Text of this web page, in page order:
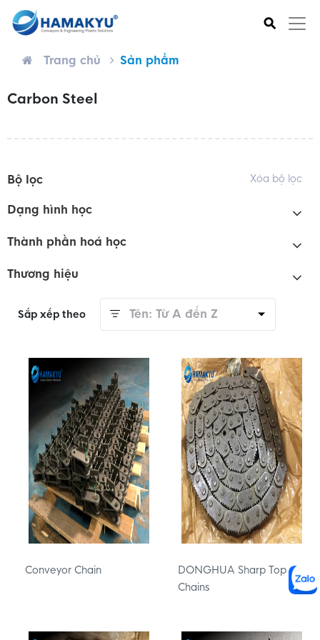
⚲
Trang chủ Sản phẩm
Carbon Steel
Bộ lọc Xóa bộ lọc
Dạng hình học
Thành phần hoá học
Thương hiệu
Sắp xếp theo Tên: Từ A đến Z
Conveyor Chain
DONGHUA Sharp Top
Chains